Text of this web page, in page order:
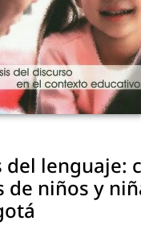
del lenguaje:
de niños y